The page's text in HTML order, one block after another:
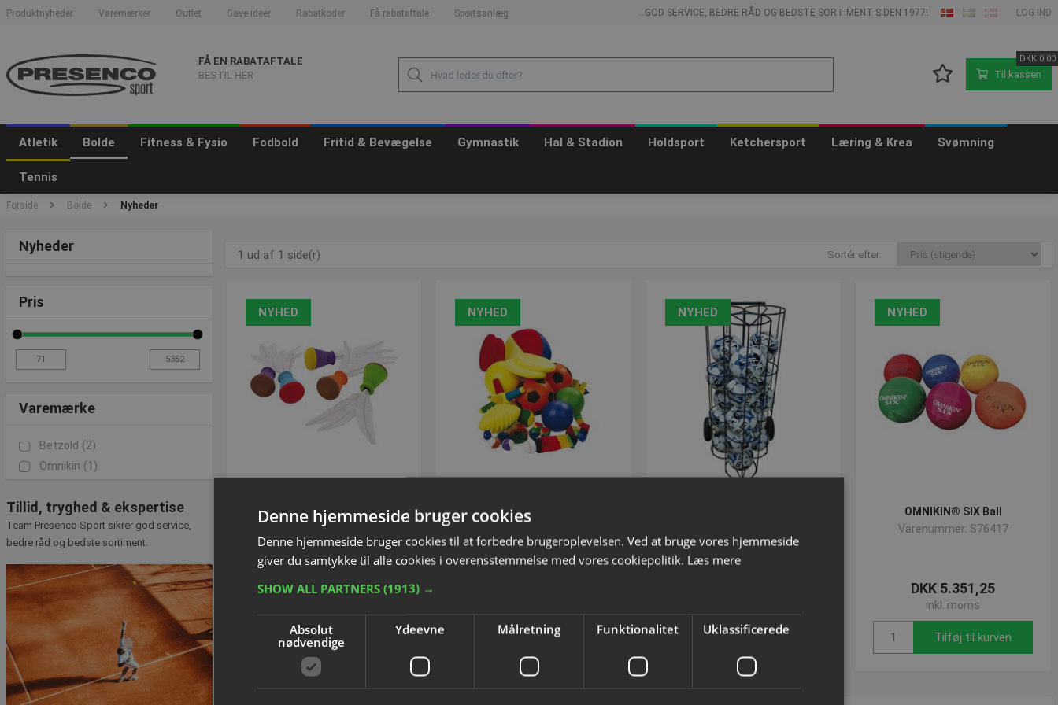
Produktnyheder Varemærker Outlet Gave ideer Rabatkoder Få rabataftale Sportsanlæg ...GOD SERVICE, BEDRE RÅD OG BEDSTE SORTIMENT SIDEN 1977! LOG IND
FÅ EN RABATAFTALE
BESTIL HER
Til kassen
DKK0,00
Atletik Bolde Fitness & Fysio Fodbold Fritid & Bevægelse Gymnastik Hal & Stadion Holdsport Ketchersport Læring & Krea Svømning
Tennis
Forside Bolde Nyheder
Nyheder
Pris
Varemærke
Betzold (2)
Omnikin (1)
Tillid, tryghed & ekspertise
Team Presenco Sport sikrer god service,
bedre råd og bedste sortiment.
1 ud af 1 side(r) Sortér efter:
NYHED
Blød slagbold
Varenummer: L35199
DKK 71,25
Tilføj til kurven
NYHED
Boldsæt med taske
Tilføj til kurven
NYHED
Tilføj til kurven
NYHED
OMNIKIN® SIX Ball
Varenummer: S76417
DKK 5.351,25
inkl. moms
Tilføj til kurven
Denne hjemmeside bruger cookies
Denne hjemmeside bruger cookies til at forbedre brugeroplevelsen. Ved at bruge vores hjemmeside
giver du samtykke til alle cookies i overensstemmelse med vores cookiepolitik. Læs mere
SHOW ALL PARTNERS (1913) →
Absolut
nødvendige
Ydeevne Målretning Funktionalitet Uklassificerede